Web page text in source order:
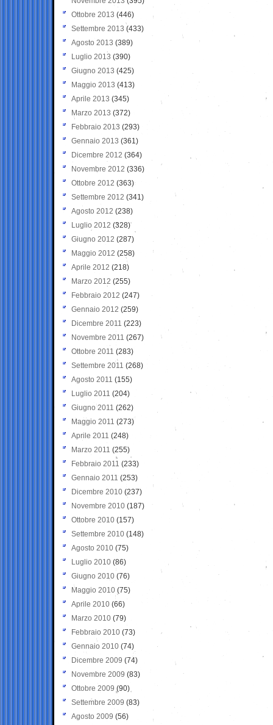
Ottobre 2013 (446)
Settembre 2013 (433)
Agosto 2013 (389)
Luglio 2013 (390)
Giugno 2013 (425)
Maggio 2013 (413)
Aprile 2013 (345)
Marzo 2013 (372)
Febbraio 2013 (293)
Gennaio 2013 (361)
Dicembre 2012 (364)
Novembre 2012 (336)
Ottobre 2012 (363)
Settembre 2012 (341)
Agosto 2012 (238)
Luglio 2012 (328)
Giugno 2012 (287)
Maggio 2012 (258)
Aprile 2012 (218)
Marzo 2012 (255)
Febbraio 2012 (247)
Gennaio 2012 (259)
Dicembre 2011 (223)
Novembre 2011 (267)
Ottobre 2011 (283)
Settembre 2011 (268)
Agosto 2011 (155)
Luglio 2011 (204)
Giugno 2011 (262)
Maggio 2011 (273)
Aprile 2011 (248)
Marzo 2011 (255)
Febbraio 2011 (233)
Gennaio 2011 (253)
Dicembre 2010 (237)
Novembre 2010 (187)
Ottobre 2010 (157)
Settembre 2010 (148)
Agosto 2010 (75)
Luglio 2010 (86)
Giugno 2010 (76)
Maggio 2010 (75)
Aprile 2010 (66)
Marzo 2010 (79)
Febbraio 2010 (73)
Gennaio 2010 (74)
Dicembre 2009 (74)
Novembre 2009 (83)
Ottobre 2009 (90)
Settembre 2009 (83)
Agosto 2009 (56)